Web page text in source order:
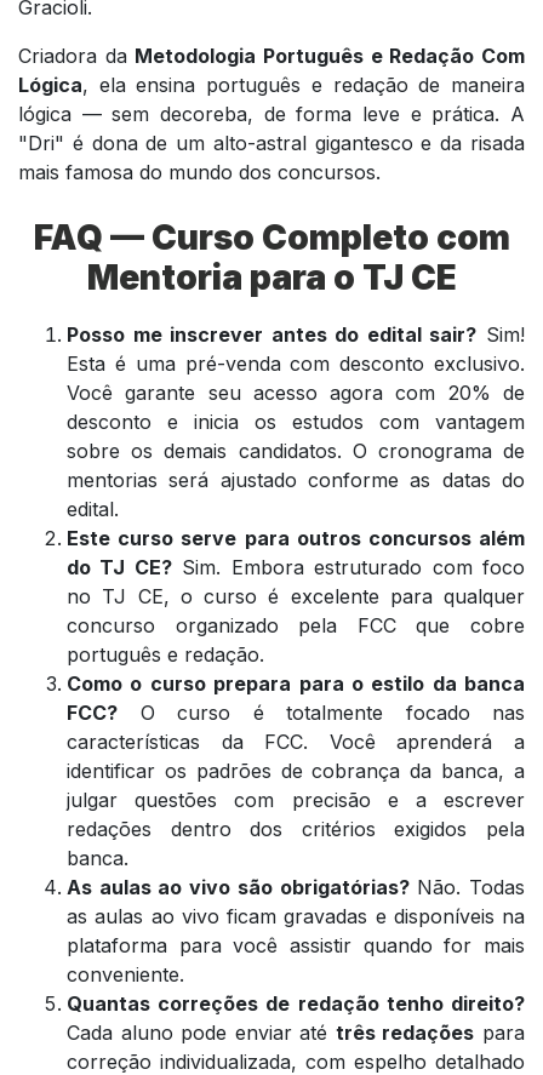
Gracioli.
Criadora da Metodologia Português e Redação Com
Lógica, ela ensina português e redação de maneira
lógica — sem decoreba, de forma leve e prática. A
"Dri" é dona de um alto-astral gigantesco e da risada
mais famosa do mundo dos concursos.
FAQ — Curso Completo com
Mentoria para o TJ CE
Posso me inscrever antes do edital sair? Sim!
Esta é uma pré-venda com desconto exclusivo.
Você garante seu acesso agora com 20% de
desconto e inicia os estudos com vantagem
sobre os demais candidatos. O cronograma de
mentorias será ajustado conforme as datas do
edital.
Este curso serve para outros concursos além
do TJ CE?Sim. Embora estruturado com foco
no TJ CE, o curso é excelente para qualquer
concurso organizado pela FCC que cobre
português e redação.
Como o curso prepara para o estilo da banca
FCC? O curso é totalmente focado nas
características da FCC. Você aprenderá a
identificar os padrões de cobrança da banca, a
julgar questões com precisão e a escrever
redações dentro dos critérios exigidos pela
banca.
As aulas ao vivo são obrigatórias?Não. Todas
as aulas ao vivo ficam gravadas e disponíveis na
plataforma para você assistir quando for mais
conveniente.
Quantas correções de redação tenho direito?
Cada aluno pode enviar até três redações para
correção individualizada, com espelho detalhado